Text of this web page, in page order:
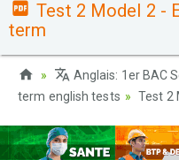
Test 2 Model 2 -
term
Anglais: 1er BAC
term english tests
Test 2